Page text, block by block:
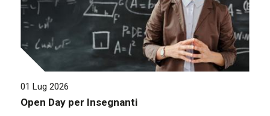
01 Lug 2026
Open Day per Insegnanti